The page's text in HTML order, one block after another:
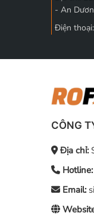
- An
Điện
CÔNG
Địa chỉ:
Hotline:
Email: